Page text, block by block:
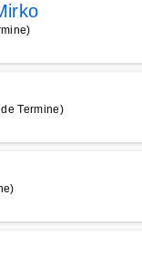
Termine)